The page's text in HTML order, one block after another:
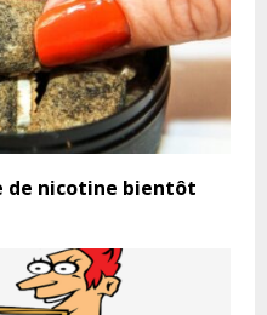
de nicotine bientôt